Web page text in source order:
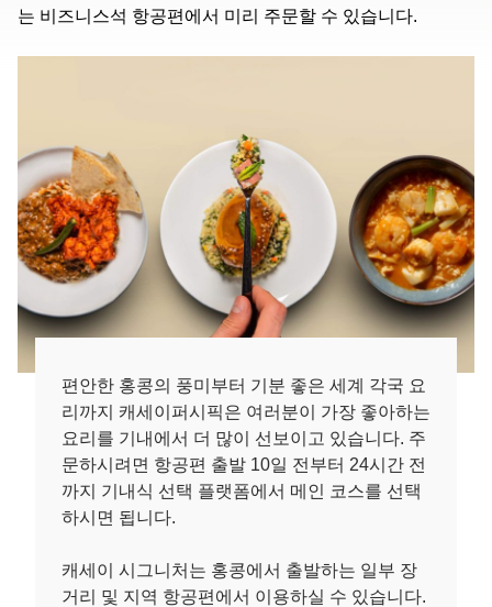
는 비즈니스석 항공편에서 미리 주문할 수 있습니다.
편안한 홍콩의 풍미부터 기분 좋은 세계 각국 요
리까지 캐세이퍼시픽은 여러분이 가장 좋아하는
요리를 기내에서 더 많이 선보이고 있습니다. 주
문하시려면 항공편 출발 10일 전부터 24시간 전
까지 기내식 선택 플랫폼에서 메인 코스를 선택
하시면 됩니다.
캐세이 시그니처는 홍콩에서 출발하는 일부 장
거리 및 지역 항공편에서 이용하실 수 있습니다.